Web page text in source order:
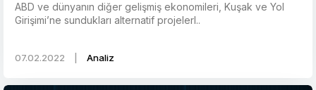
ABD ve dünyanın diğer gelişmiş ekonomileri, Kuşak ve Yol
Girişimi’ne sundukları alternatif projelerl..
07.02.2022 Analiz